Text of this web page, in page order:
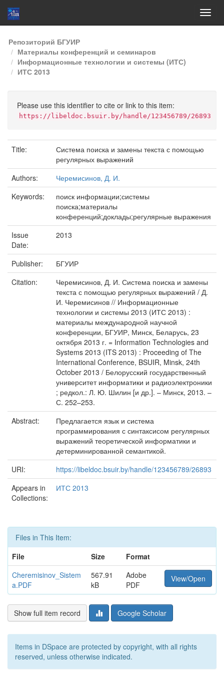
Skip
navigation
Репозиторий БГУИР
Материалы конференций и семинаров
Информационные технологии и системы (ИТС)
ИТС 2013
Please use this identifier to cite or link to this item:
https://libeldoc.bsuir.by/handle/123456789/26893
Title:
Система поиска и замены текста с помощью
регулярных выражений
Authors:
Черемисинов, Д. И.
Keywords:
поиск информации;системы
поиска;материалы
конференций;доклады;регулярные выражения
Issue
Date:
2013
Publisher:
БГУИР
Citation:
Черемисинов, Д. И. Система поиска и замены
текста с помощью регулярных выражений / Д.
И. Черемисинов // Информационные
технологии и системы 2013 (ИТС 2013) :
материалы международной научной
конференции, БГУИР, Минск, Беларусь, 23
октября 2013 г. = Information Technologies and
Systems 2013 (ITS 2013) : Proceeding of The
International Conference, BSUIR, Minsk, 24th
October 2013 / Белорусский государственный
университет информатики и радиоэлектроники
; редкол.: Л. Ю. Шилин [и др.]. – Минск, 2013. –
С. 252–253.
Abstract:
Предлагается язык и система
программирования с синтаксисом регулярных
выражений теоретической информатики и
детерминированной семантикой.
URI:
https://libeldoc.bsuir.by/handle/123456789/26893
Appears in
Collections:
ИТС 2013
Files in This Item:
File
Size
Format
Cheremisinov_Sistem
a.PDF
567.91
kB
Adobe
PDF
View/Open
Show full item record Google Scholar
Items in DSpace are protected by copyright, with all rights
reserved, unless otherwise indicated.